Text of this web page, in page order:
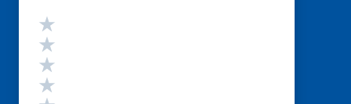
Valutazione